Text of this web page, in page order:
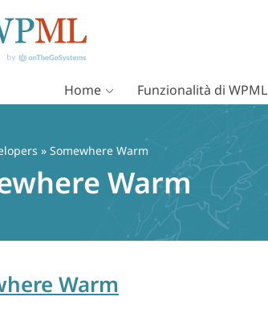
Home Funzionalità di WPML
» Somewhere Warm
Warm
Warm